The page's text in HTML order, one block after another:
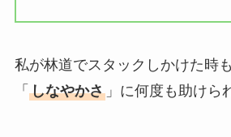
私が林道でスタックしかけた時
「 しなやかさ」に何度も助けら